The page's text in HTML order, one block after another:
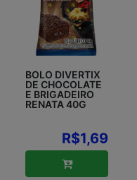
BOLO DIVERTIX
DE CHOCOLATE
E BRIGADEIRO
RENATA 40G
R$1,69